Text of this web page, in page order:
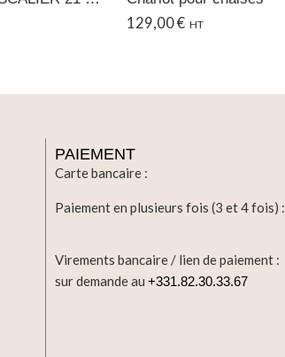
129,00€ HT
PAIEMENT
Carte bancaire :
Paiement en plusieurs fois (3 et 4 fois) :
Virements bancaire / lien de paiement :
sur demande au+331.82.30.33.67